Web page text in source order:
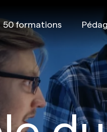
50 formations